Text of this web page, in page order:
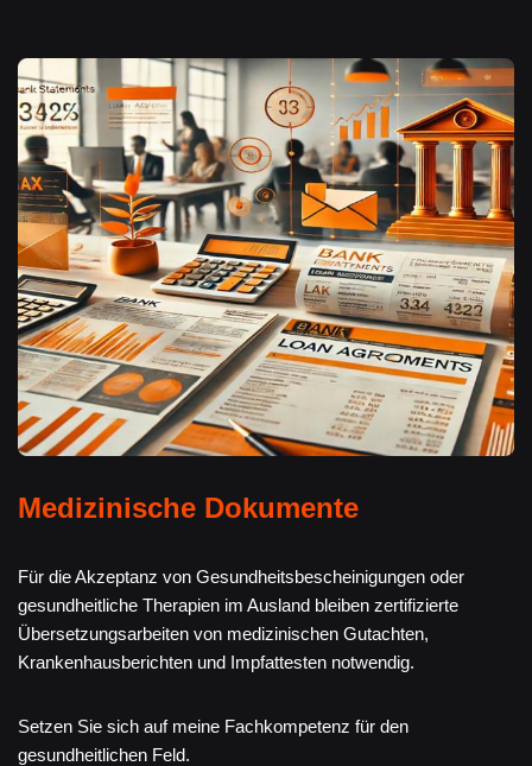
Medizinische Dokumente
Für die Akzeptanz von Gesundheitsbescheinigungen oder
gesundheitliche Therapien im Ausland bleiben zertifizierte
Übersetzungsarbeiten von medizinischen Gutachten,
Krankenhausberichten und Impfattesten notwendig.
Setzen Sie sich auf meine Fachkompetenz für den
gesundheitlichen Feld.